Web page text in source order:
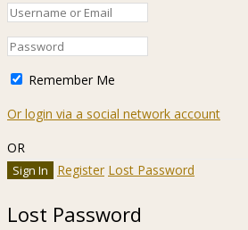
Remember Me
Or login via a social network account
OR
Register Lost Password
Lost Password